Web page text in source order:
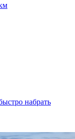
набрать